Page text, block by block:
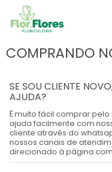
COMPRANDO
SE SOU CLIENTE
AJUDA?
É muito fácil comprar
ajuda facilmente com
cliente através do
nossos canais de
direcionado à página